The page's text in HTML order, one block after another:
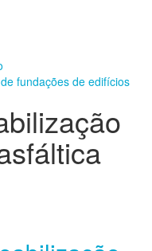
fundações de edifícios